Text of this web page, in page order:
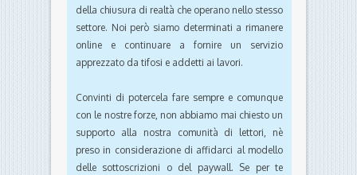
della chiusura di realtà che operano nello stesso
settore. Noi però siamo determinati a rimanere
online e continuare a fornire un servizio
apprezzato da tifosi e addetti ai lavori.
Convinti di potercela fare sempre e comunque
con le nostre forze, non abbiamo mai chiesto un
supporto alla nostra comunità di lettori, nè
preso in considerazione di affidarci al modello
delle sottoscrizioni o del paywall. Se per te